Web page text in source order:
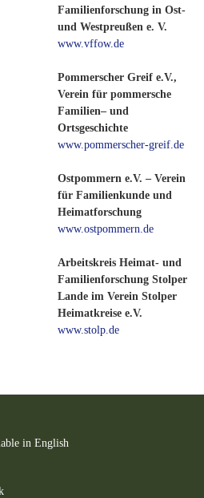
Familienforschung in Ost-
und Westpreußen e. V.
www.vffow.de
Pommerscher Greif e.V.,
Verein für pommersche
Familien– und
Ortsgeschichte
www.pommerscher-greif.de
Ostpommern e.V. – Verein
für Familienkunde und
Heimatforschung
www.ostpommern.de
Arbeitskreis Heimat- und
Familienforschung Stolper
Lande im Verein Stolper
Heimatkreise e.V.
www.stolp.de
in English